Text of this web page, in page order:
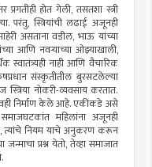
होत गेली, तसतशा स्त्री
परंतु, स्त्रियांची लढाई अजूनही
असताना वडील, भाऊ यांच्या
आणि नवर्‍याच्या ओझ्याखाली,
स्वातंत्र्यही नाही आणि वैचारिक
संस्कृतीतील बुरसटलेल्या
नोकरी-व्यवसाय करतात.
निर्माण केले आहे. एकीकडे असे
महिलांना अजूनही
त्यांचे नियम याचे अनुकरण करून
जन्माचा प्रश्न येतो, तेव्हा समाजात